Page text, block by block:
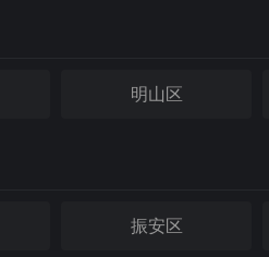
明山区
振安区